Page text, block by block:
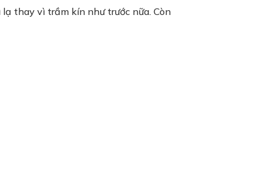
thay vì trầm kín như trước nữa. Còn